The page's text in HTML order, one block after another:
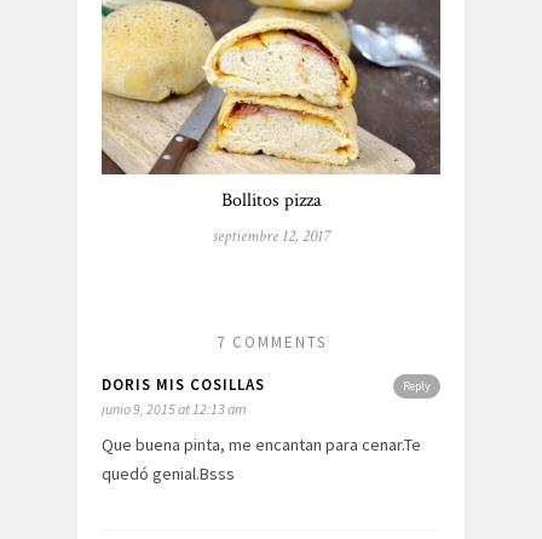
Bollitos pizza
septiembre 12, 2017
7 COMMENTS
Reply
DORIS MIS COSILLAS
junio 9, 2015 at 12:13 am
Que buena pinta, me encantan para cenar.Te
quedó genial.Bsss